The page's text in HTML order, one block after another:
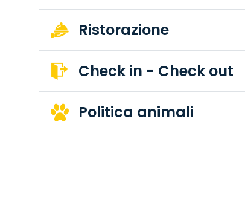
Ristorazione
Check in - Check out
Politica animali